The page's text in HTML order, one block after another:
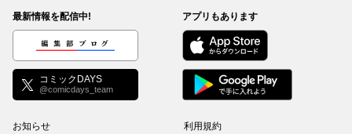
最新情報を配信中!
編集部ブログ
コミックDAYS
@comicdays_team
アプリもあります
お知らせ
利用規約